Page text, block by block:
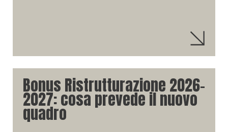
Bonus Ristrutturazione 2026-
2027: cosa prevede il nuovo
quadro